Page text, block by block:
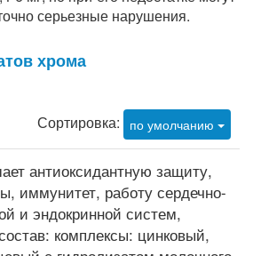
серьезные нарушения.
хрома
Сортировка: по умолчанию